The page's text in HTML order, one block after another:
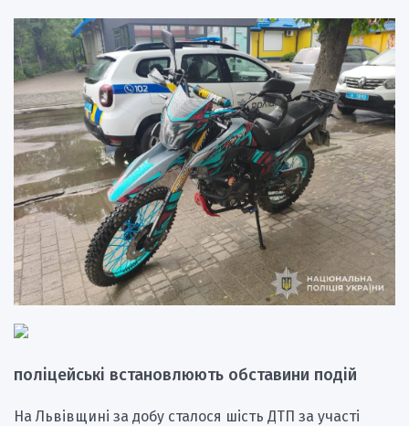
поліцейські встановлюють обставини подій
На Львівщині за добу сталося шість ДТП за участі